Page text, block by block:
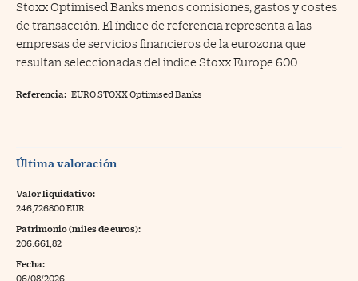
Stoxx Optimised Banks menos comisiones, gastos y costes
de transacción. El índice de referencia representa a las
empresas de servicios financieros de la eurozona que
resultan seleccionadas del índice Stoxx Europe 600.
Referencia: EURO STOXX Optimised Banks
Última valoración
Valor liquidativo:
246,726800 EUR
Patrimonio (miles de euros):
206.661,82
Fecha:
06/08/2026